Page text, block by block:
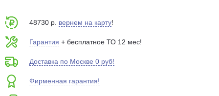
48730 р. вернем на карту!
Гарантия + бесплатное ТО 12 мес!
Доставка по Москве 0 руб!
Фирменная гарантия!
Подробнее